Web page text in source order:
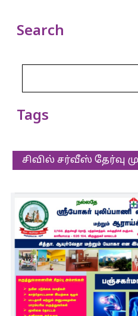
Search
Tags
சிவில் சர்வீஸ் தேர்வு